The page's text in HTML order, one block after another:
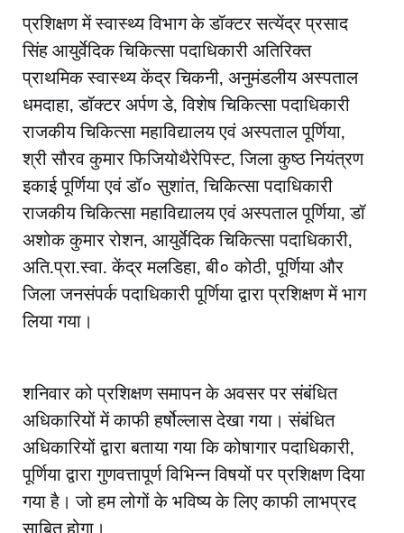
प्रशिक्षण में स्वास्थ्य विभाग के डॉक्टर सत्येंद्र प्रसाद
सिंह आयुर्वेदिक चिकित्सा पदाधिकारी अतिरिक्त
प्राथमिक स्वास्थ्य केंद्र चिकनी, अनुमंडलीय अस्पताल
धमदाहा, डॉक्टर अर्पण डे, विशेष चिकित्सा पदाधिकारी
राजकीय चिकित्सा महाविद्यालय एवं अस्पताल पूर्णिया,
श्री सौरव कुमार फिजियोथैरेपिस्ट, जिला कुष्ठ नियंत्रण
इकाई पूर्णिया एवं डॉ० सुशांत, चिकित्सा पदाधिकारी
राजकीय चिकित्सा महाविद्यालय एवं अस्पताल पूर्णिया, डॉ
अशोक कुमार रोशन, आयुर्वेदिक चिकित्सा पदाधिकारी,
अति.प्रा.स्वा. केंद्र मलडिहा, बी० कोठी, पूर्णिया और
जिला जनसंपर्क पदाधिकारी पूर्णिया द्वारा प्रशिक्षण में भाग
लिया गया।
शनिवार को प्रशिक्षण समापन के अवसर पर संबंधित
अधिकारियों में काफी हर्षोल्लास देखा गया। संबंधित
अधिकारियों द्वारा बताया गया कि कोषागार पदाधिकारी,
पूर्णिया द्वारा गुणवत्तापूर्ण विभिन्न विषयों पर प्रशिक्षण दिया
गया है। जो हम लोगों के भविष्य के लिए काफी लाभप्रद